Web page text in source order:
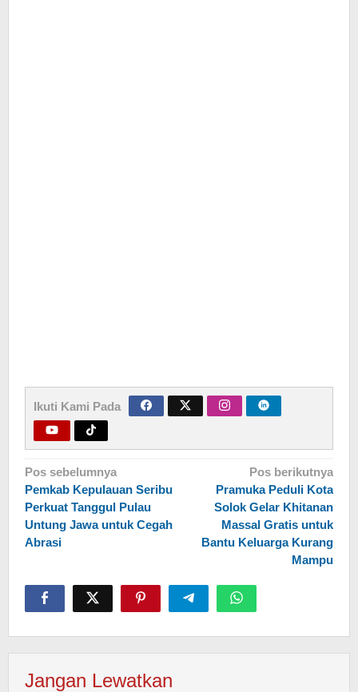
Ikuti Kami Pada
Navigasi
pos
Pos sebelumnya
Pemkab Kepulauan Seribu
Perkuat Tanggul Pulau
Untung Jawa untuk Cegah
Abrasi
Pos berikutnya
Pramuka Peduli Kota
Solok Gelar Khitanan
Massal Gratis untuk
Bantu Keluarga Kurang
Mampu
Jangan Lewatkan